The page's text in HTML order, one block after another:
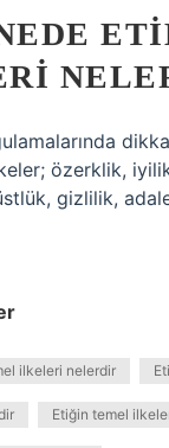
özerklik,
gizlilik,
ilkeleri nelerdir
Etiğin temel